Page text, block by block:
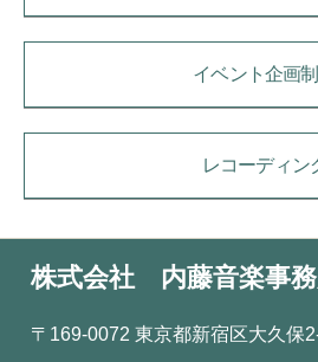
イベント企画
レコーディン
株式会社 内藤音楽事
〒169-0072 東京都新宿区大久保